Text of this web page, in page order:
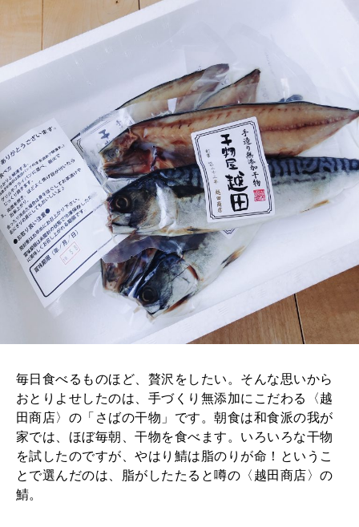
2026年8月号『お茶の時間です。』
2026年7月号「鎌倉 ローカルが 教えてくれた 本当の歩き方。」
2026年6月号「大銀座 トレンドが生まれる 新しい一流店へ。」
2026年5月号「“大好き”に出会いに。韓国」
2026年4月号「未来をつくる、学びの教科書。」
2026年3月号「スイーツ予想図 2026」
2026年2月号「良運を掴む 新・開運術。」
2026年1月号「猫がいれば、幸せ」
2025年12月号「お酒の新常識。」
MAGAZINE
FOLLOW US!
毎日食べるものほど、贅沢をしたい。そんな思いから
おとりよせしたのは、手づくり無添加にこだわる〈越
田商店〉の「さばの干物」です。朝食は和食派の我が
家では、ほぼ毎朝、干物を食べます。いろいろな干物
を試したのですが、やはり鯖は脂のりが命！というこ
とで選んだのは、脂がしたたると噂の〈越田商店〉の
鯖。